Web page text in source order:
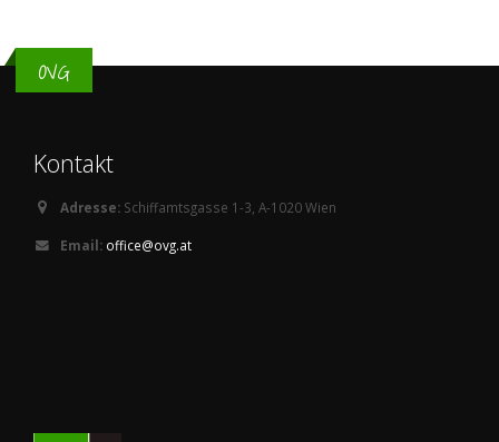
OVG
Kontakt
Adresse: Schiffamtsgasse 1-3, A-1020 Wien
Email: office@ovg.at